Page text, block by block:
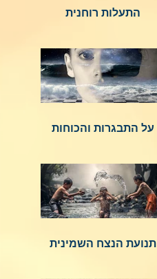
התעלות רוחנית
על התבגרות והכוחות
תנועת הנצח השמינית